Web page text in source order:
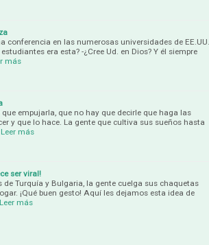
en las numerosas universidades de EE.UU.,
era esta? -¿Cree Ud. en Dios? Y él siempre
más
empujarla, que no hay que decirle que haga las
y que lo hace. La gente que cultiva sus sueños hasta
Leer más
ser viral!
Turquía y Bulgaria, la gente cuelga sus chaquetas
¡Qué buen gesto! Aquí les dejamos esta idea de
Leer más